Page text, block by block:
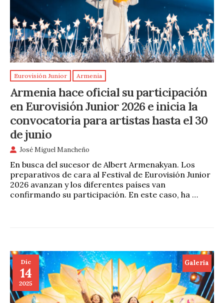
Eurovisión Junior Armenia
Armenia hace oficial su participación
en Eurovisión Junior 2026 e inicia la
convocatoria para artistas hasta el 30
de junio
José Miguel Mancheño
En busca del sucesor de Albert Armenakyan. Los
preparativos de cara al Festival de Eurovisión Junior
2026 avanzan y los diferentes países van
confirmando su participación. En este caso, ha …
Dic
14
2025
Galeria